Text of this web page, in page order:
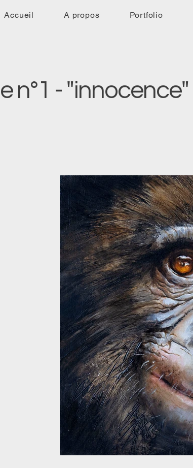
Accueil A propos Portfolio
n°1 - "innocence"